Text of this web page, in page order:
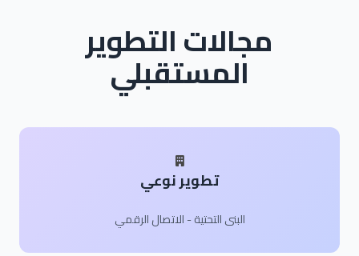
مجالات التطوير
المستقبلي
تطوير نوعي
البنى التحتية - الاتصال الرقمي